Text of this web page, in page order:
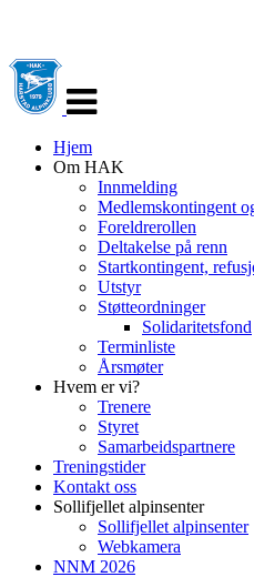
navigasjon
Hjem
Om HAK
Innmelding
Medlemskontingent
Foreldrerollen
Deltakelse på renn
Startkontingent,
Utstyr
Støtteordninger
Solidaritetsfond
Terminliste
Årsmøter
Hvem er vi?
Trenere
Styret
Samarbeidspartnere
Treningstider
Kontakt oss
Sollifjellet alpinsenter
Sollifjellet alpinsenter
Webkamera
NNM 2026